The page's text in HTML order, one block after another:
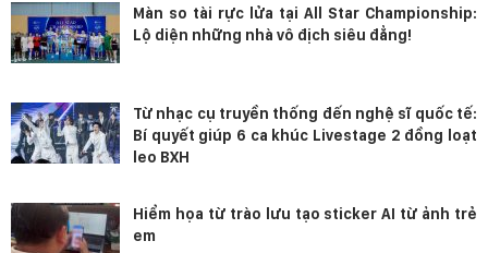
Màn so tài rực lửa tại All Star Championship:
Lộ diện những nhà vô địch siêu đẳng!
Từ nhạc cụ truyền thống đến nghệ sĩ quốc tế:
Bí quyết giúp 6 ca khúc Livestage 2 đồng loạt
leo BXH
Hiểm họa từ trào lưu tạo sticker AI từ ảnh trẻ
em